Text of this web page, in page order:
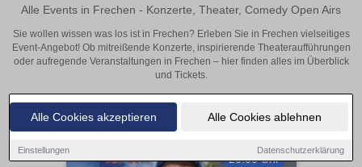
Alle Cookies akzeptieren Alle Cookies ablehnen
Einstellungen Datenschutzerklärung
Alle Events in Frechen - Konzerte, Theater, Comedy Open Airs
Sie wollen wissen was los ist in Frechen? Erleben Sie in Frechen vielseitiges
Event-Angebot! Ob mitreißende Konzerte, inspirierende Theateraufführungen
oder aufregende Veranstaltungen in Frechen – hier finden alles im Überblick
und Tickets.
20:00 Uhr